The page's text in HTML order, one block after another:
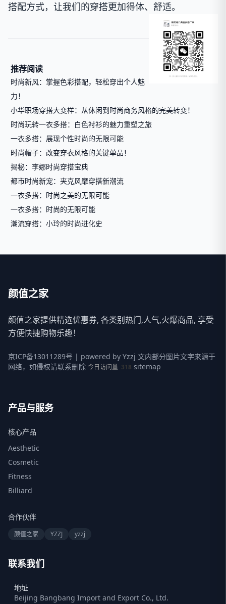
搭配方式，让我们的穿搭更加得体、舒适。
推荐阅读
时尚新风：掌握色彩搭配，轻松穿出个人魅
力！
小华职场穿搭大变样：从休闲到时尚商务风格的完美转变！
时尚玩转一衣多搭：白色衬衫的魅力重塑之旅
一衣多搭：展现个性时尚的无限可能
时尚帽子：改变穿衣风格的关键单品！
揭秘：李娜时尚穿搭宝典
都市时尚新宠：夹克风靡穿搭新潮流
一衣多搭：时尚之美的无限可能
一衣多搭：时尚的无限可能
潮流穿搭：小玲的时尚进化史
颜值之家
颜值之家提供精选优惠券, 各类别热门,人气,火爆商品, 享受
方便快捷购物乐趣！
京ICP备13011289号 | powered by Yzzj 文内部分图片文字来源于
网络，如侵权请联系删除 今日访问量 318 sitemap
产品与服务
核心产品
Aesthetic
Cosmetic
Fitness
Billiard
合作伙伴
颜值之家 YZZJ yzzj
联系我们
地址
Beijing Bangbang Import and Export Co., Ltd.